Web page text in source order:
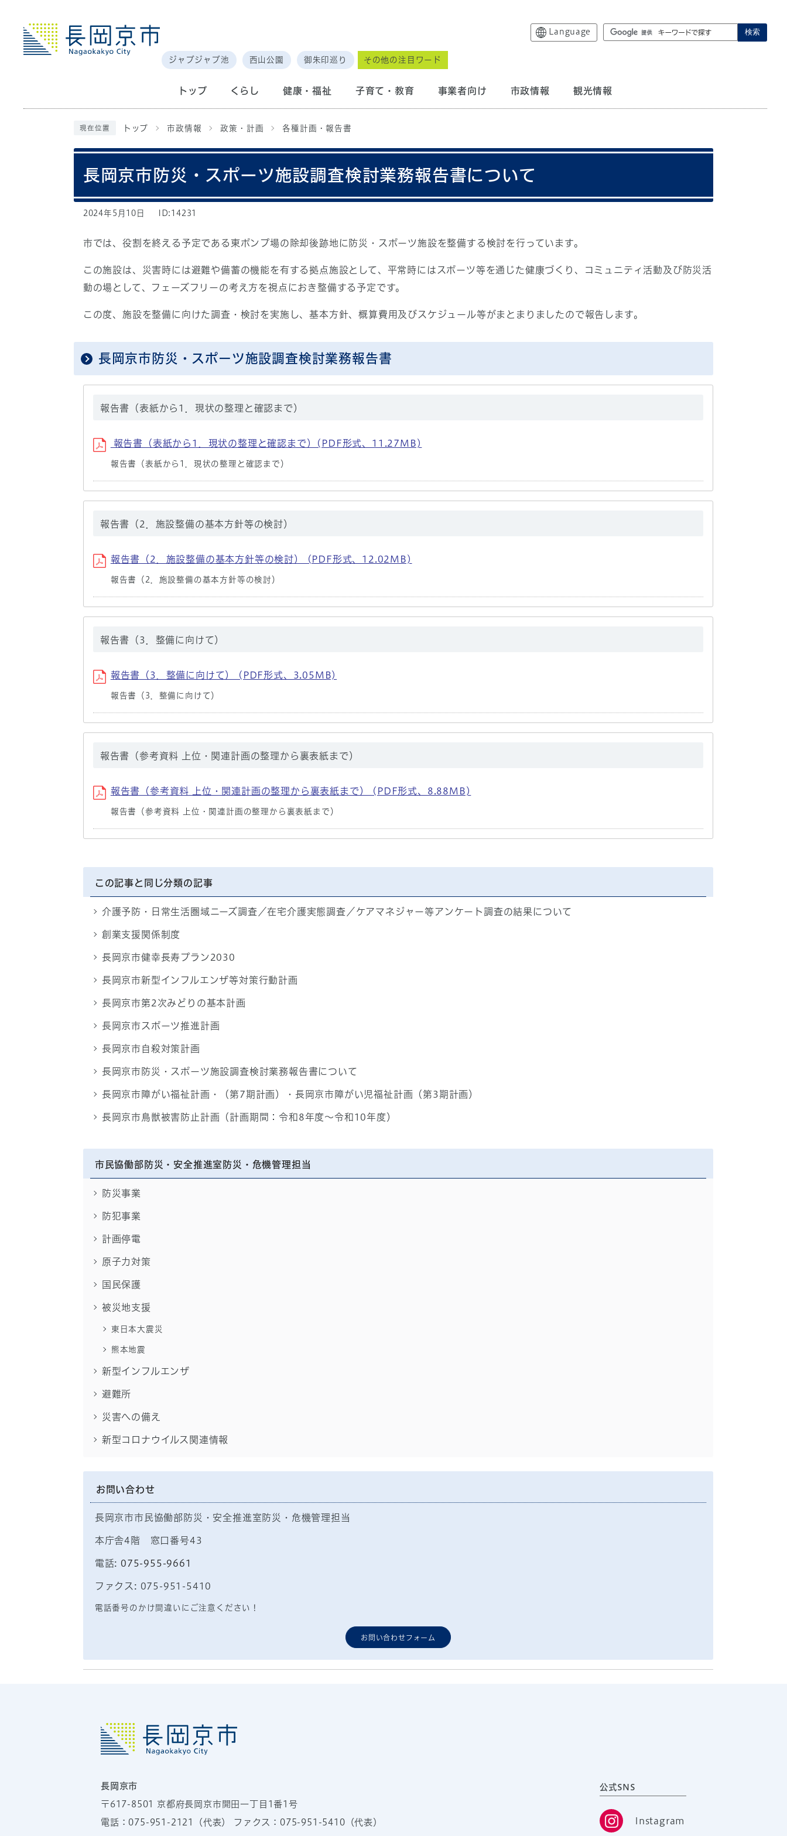
Language 検索
ジャブジャブ池 西山公園 御朱印巡り その他の注目ワード
トップ くらし 健康・福祉 子育て・教育 事業者向け 市政情報 観光情報
現在位置 トップ 市政情報 政策・計画 各種計画・報告書
長岡京市防災・スポーツ施設調査検討業務報告書について
2024年5月10日 ID:14231
市では、役割を終える予定である東ポンプ場の除却後跡地に防災・スポーツ施設を整備する検討を行っています。
この施設は、災害時には避難や備蓄の機能を有する拠点施設として、平常時にはスポーツ等を通じた健康づくり、コミュニティ活動及び防災活
動の場として、フェーズフリーの考え方を視点におき整備する予定です。
この度、施設を整備に向けた調査・検討を実施し、基本方針、概算費用及びスケジュール等がまとまりましたので報告します。
長岡京市防災・スポーツ施設調査検討業務報告書
報告書（表紙から1．現状の整理と確認まで）
報告書（表紙から1．現状の整理と確認まで）(PDF形式、11.27MB)
報告書（表紙から1．現状の整理と確認まで）
報告書（2．施設整備の基本方針等の検討）
報告書（2．施設整備の基本方針等の検討） (PDF形式、12.02MB)
報告書（2．施設整備の基本方針等の検討）
報告書（3．整備に向けて）
報告書（3．整備に向けて） (PDF形式、3.05MB)
報告書（3．整備に向けて）
報告書（参考資料 上位・関連計画の整理から裏表紙まで）
報告書（参考資料 上位・関連計画の整理から裏表紙まで） (PDF形式、8.88MB)
報告書（参考資料 上位・関連計画の整理から裏表紙まで）
この記事と同じ分類の記事
介護予防・日常生活圏域ニーズ調査／在宅介護実態調査／ケアマネジャー等アンケート調査の結果について
創業支援関係制度
長岡京市健幸長寿プラン2030
長岡京市新型インフルエンザ等対策行動計画
長岡京市第2次みどりの基本計画
長岡京市スポーツ推進計画
長岡京市自殺対策計画
長岡京市防災・スポーツ施設調査検討業務報告書について
長岡京市障がい福祉計画・（第7期計画）・長岡京市障がい児福祉計画（第3期計画）
長岡京市鳥獣被害防止計画（計画期間：令和8年度～令和10年度）
市民協働部防災・安全推進室防災・危機管理担当
防災事業
防犯事業
計画停電
原子力対策
国民保護
被災地支援
東日本大震災
熊本地震
新型インフルエンザ
避難所
災害への備え
新型コロナウイルス関連情報
お問い合わせ
長岡京市市民協働部防災・安全推進室防災・危機管理担当
本庁舎4階 窓口番号43
電話: 075-955-9661
ファクス: 075-951-5410
電話番号のかけ間違いにご注意ください！
お問い合わせフォーム
長岡京市
〒617-8501 京都府長岡京市開田一丁目1番1号
電話：075-951-2121 （代表） ファクス：075-951-5410（代表）
公式SNS
Instagram